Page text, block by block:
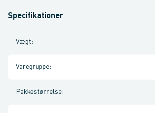
Specifikationer
Vægt:
Varegruppe:
Pakkestørrelse: